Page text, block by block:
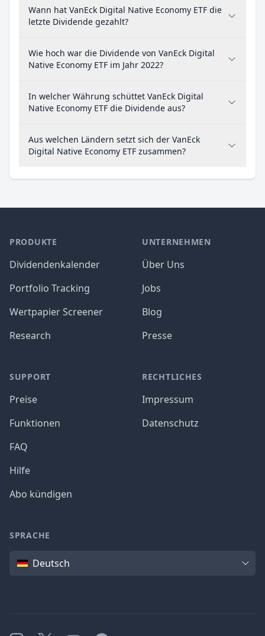
Wann hat VanEck Digital Native Economy ETF die
letzte Dividende gezahlt?
Wie hoch war die Dividende von VanEck Digital
Native Economy ETF im Jahr 2022?
In welcher Währung schüttet VanEck Digital
Native Economy ETF die Dividende aus?
Aus welchen Ländern setzt sich der VanEck
Digital Native Economy ETF zusammen?
PRODUKTE
Dividendenkalender
Portfolio Tracking
Wertpapier Screener
Research
SUPPORT
Preise
Funktionen
FAQ
Hilfe
Abo kündigen
UNTERNEHMEN
Über Uns
Jobs
Blog
Presse
RECHTLICHES
Impressum
Datenschutz
SPRACHE
SpracheDeutsch